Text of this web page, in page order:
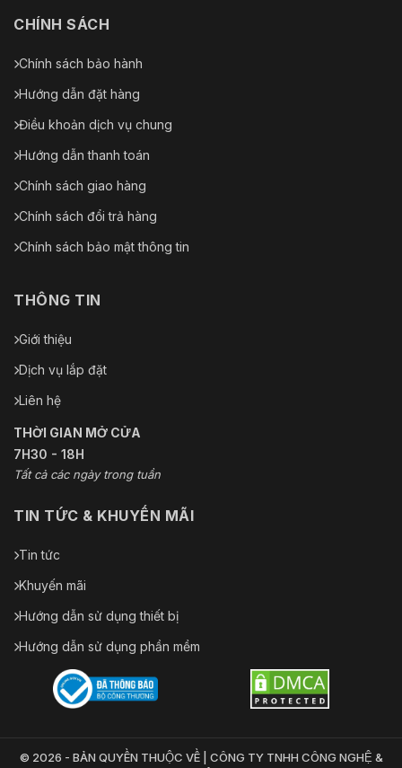
CHÍNH SÁCH
Chính sách bảo hành
Hướng dẫn đặt hàng
Điều khoản dịch vụ chung
Hướng dẫn thanh toán
Chính sách giao hàng
Chính sách đổi trả hàng
Chính sách bảo mật thông tin
THÔNG TIN
Giới thiệu
Dịch vụ lắp đặt
Liên hệ
THỜI GIAN MỞ CỬA
7H30 - 18H
Tất cả các ngày trong tuần
TIN TỨC & KHUYẾN MÃI
Tin tức
Khuyến mãi
Hướng dẫn sử dụng thiết bị
Hướng dẫn sử dụng phần mềm
© 2026 - BẢN QUYỀN THUỘC VỀ | CÔNG TY TNHH CÔNG NGHỆ &